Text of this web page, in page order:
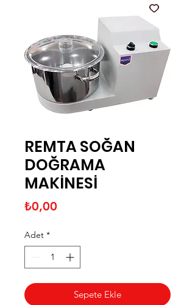
REMTA SOĞAN
DOĞRAMA
MAKİNESİ
₺0,00
Adet *
Sepete Ekle